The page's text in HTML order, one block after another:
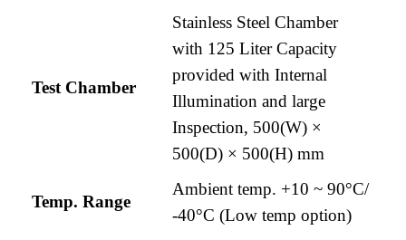
Test Chamber
Stainless Steel Chamber
with 125 Liter Capacity
provided with Internal
Illumination and large
Inspection, 500(W) ×
500(D) × 500(H) mm
Temp. Range
Ambient temp. +10 ~ 90°C/
-40°C (Low temp option)